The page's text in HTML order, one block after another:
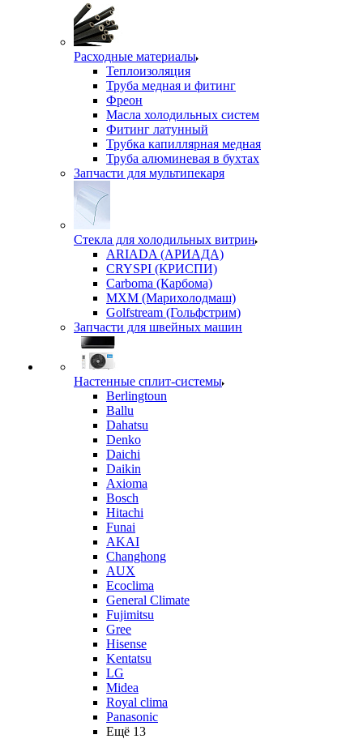
Расходные материалы
Теплоизоляция
Труба медная и фитинг
Фреон
Масла холодильных систем
Фитинг латунный
Трубка капиллярная медная
Труба алюминевая в бухтах
Запчасти для мультипекаря
Стекла для холодильных витрин
ARIADA (АРИАДА)
CRYSPI (КРИСПИ)
Carboma (Карбома)
MXM (Марихолодмаш)
Golfstream (Гольфстрим)
Запчасти для швейных машин
Настенные сплит-системы
Berlingtoun
Ballu
Dahatsu
Denko
Daichi
Daikin
Axioma
Bosch
Hitachi
Funai
AKAI
Changhong
AUX
Ecoclima
General Climate
Fujimitsu
Gree
Hisense
Kentatsu
LG
Midea
Royal clima
Panasonic
Ещё 13